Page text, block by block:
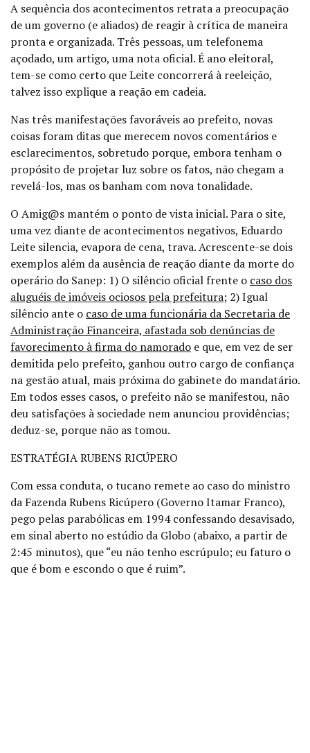
A sequência dos acontecimentos retrata a preocupação
de um governo (e aliados) de reagir à crítica de maneira
pronta e organizada. Três pessoas, um telefonema
açodado, um artigo, uma nota oficial. É ano eleitoral,
tem-se como certo que Leite concorrerá à reeleição,
talvez isso explique a reação em cadeia.
Nas três manifestações favoráveis ao prefeito, novas
coisas foram ditas que merecem novos comentários e
esclarecimentos, sobretudo porque, embora tenham o
propósito de projetar luz sobre os fatos, não chegam a
revelá-los, mas os banham com nova tonalidade.
O Amig@s mantém o ponto de vista inicial. Para o site,
uma vez diante de acontecimentos negativos, Eduardo
Leite silencia, evapora de cena, trava. Acrescente-se dois
exemplos além da ausência de reação diante da morte do
operário do Sanep: 1) O silêncio oficial frente o caso dos
aluguéis de imóveis ociosos pela prefeitura; 2) Igual
silêncio ante o caso de uma funcionária da Secretaria de
Administração Financeira, afastada sob denúncias de
favorecimento à firma do namorado e que, em vez de ser
demitida pelo prefeito, ganhou outro cargo de confiança
na gestão atual, mais próxima do gabinete do mandatário.
Em todos esses casos, o prefeito não se manifestou, não
deu satisfações à sociedade nem anunciou providências;
deduz-se, porque não as tomou.
ESTRATÉGIA RUBENS RICÚPERO
Com essa conduta, o tucano remete ao caso do ministro
da Fazenda Rubens Ricúpero (Governo Itamar Franco),
pego pelas parabólicas em 1994 confessando desavisado,
em sinal aberto no estúdio da Globo (abaixo, a partir de
2:45 minutos), que “eu não tenho escrúpulo; eu faturo o
que é bom e escondo o que é ruim”.